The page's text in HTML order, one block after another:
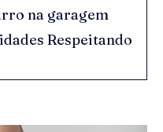
na garagem
Respeitando